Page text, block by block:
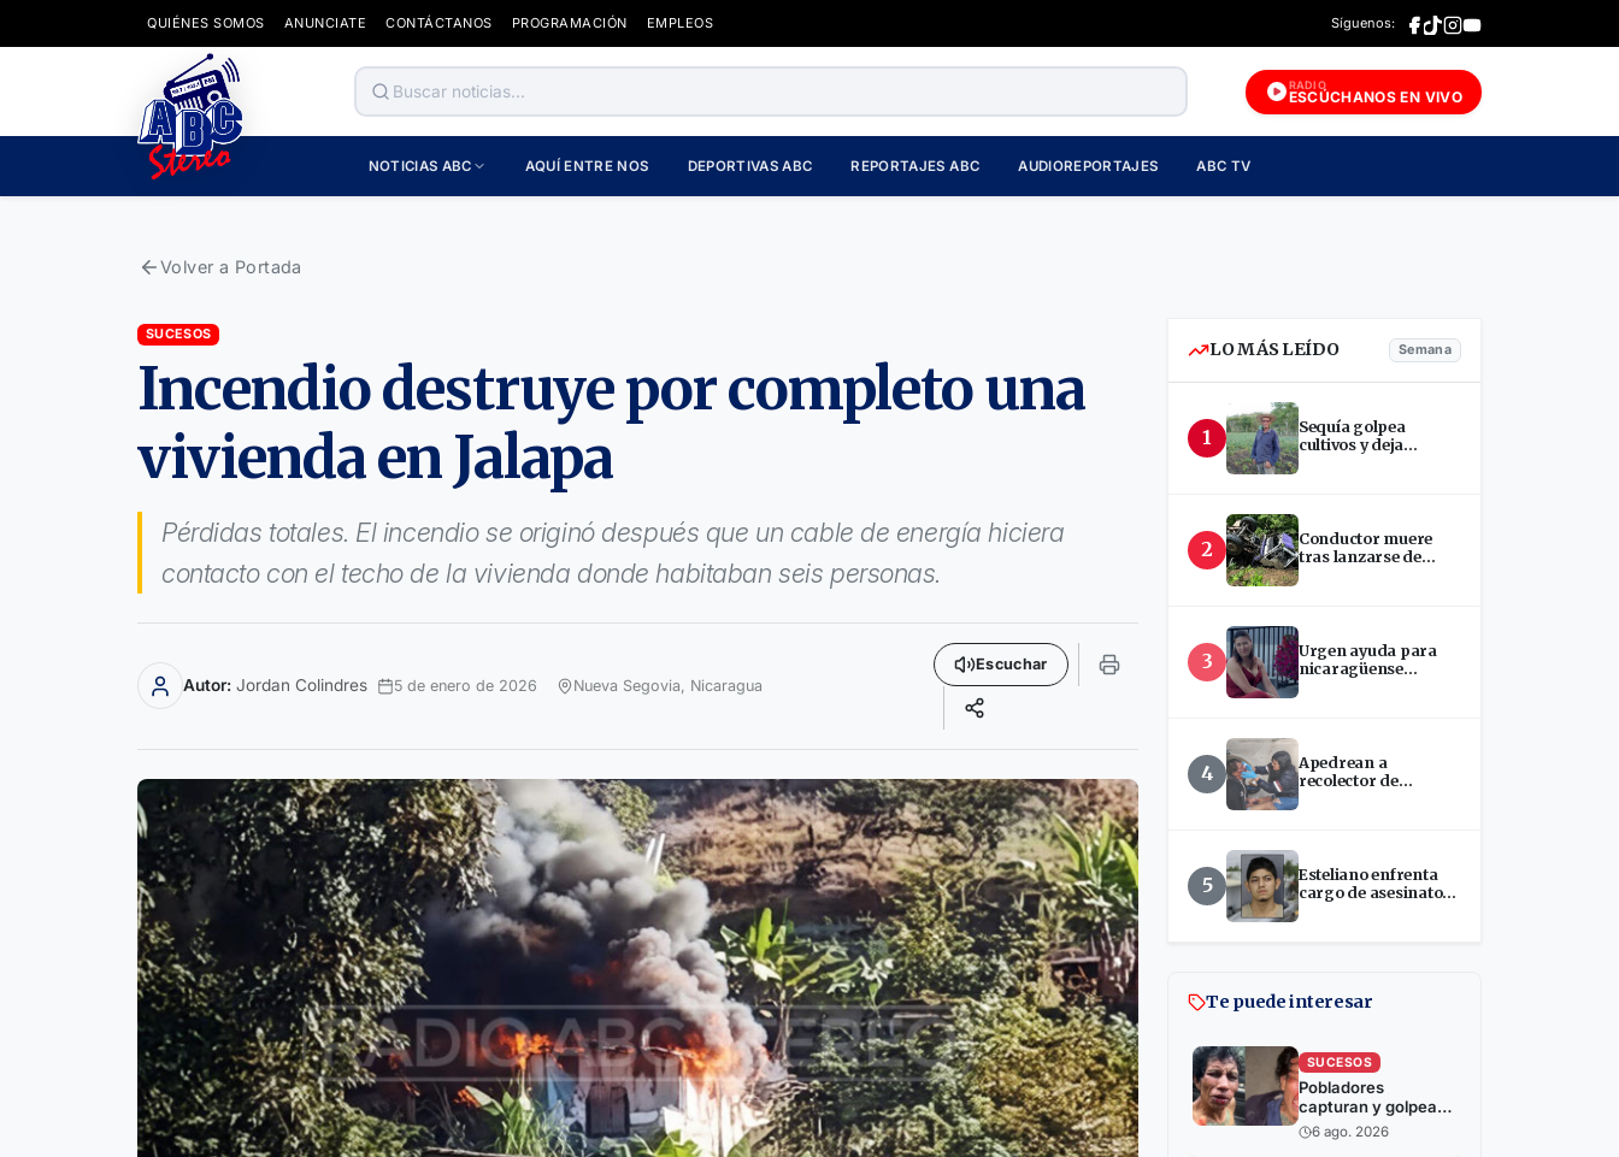
QUIÉNES SOMOS ANUNCIATE CONTÁCTANOS PROGRAMACIÓN EMPLEOS Síguenos:
RADIO
ESCÚCHANOS EN VIVO
NOTICIAS ABC AQUÍ ENTRE NOS DEPORTIVAS ABC REPORTAJES ABC AUDIOREPORTAJES ABC TV
Volver a Portada
SUCESOS
Incendio destruye por completo una
vivienda en Jalapa
Pérdidas totales. El incendio se originó después que un cable de energía hiciera
contacto con el techo de la vivienda donde habitaban seis personas.
Autor: Jordan Colindres 5 de enero de 2026 Nueva Segovia, Nicaragua
Escuchar
LO MÁS LEÍDO Semana
1
Sequía golpea
cultivos y deja
2
Conductor muere
tras lanzarse de
3
Urgen ayuda para
nicaragüense
4
Apedrean a
recolector de
5
Esteliano enfrenta
cargo de asesinato
Te puede interesar
SUCESOS
Pobladores
capturan y golpean
a hombre señalado
de intentar robar en
6 ago. 2026